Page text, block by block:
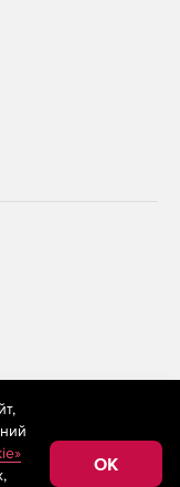
применяются
технологии
к
OK